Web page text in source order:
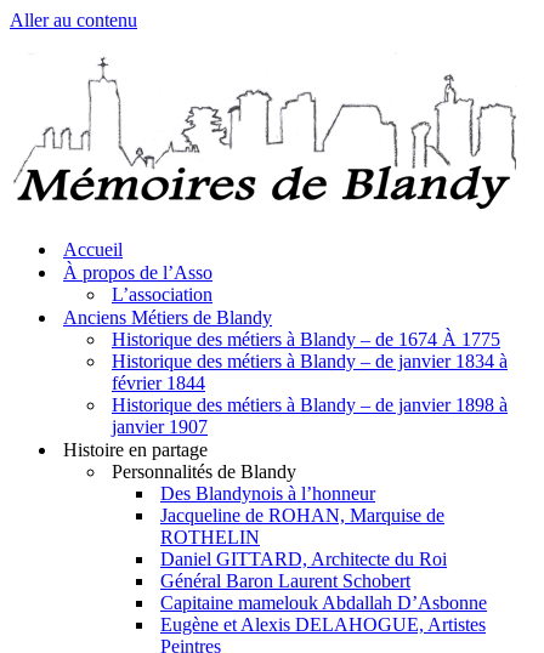
Aller au contenu
Accueil
À propos de l’Asso
L’association
Anciens Métiers de Blandy
Historique des métiers à Blandy – de 1674 À 1775
Historique des métiers à Blandy – de janvier 1834 à
février 1844
Historique des métiers à Blandy – de janvier 1898 à
janvier 1907
Histoire en partage
Personnalités de Blandy
Des Blandynois à l’honneur
Jacqueline de ROHAN, Marquise de
ROTHELIN
Daniel GITTARD, Architecte du Roi
Général Baron Laurent Schobert
Capitaine mamelouk Abdallah D’Asbonne
Eugène et Alexis DELAHOGUE, Artistes
Peintres